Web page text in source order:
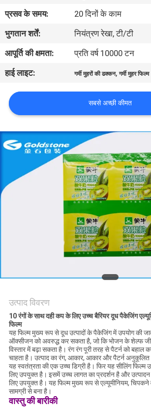
गुणवत्ता
नियंत्रण
हमसे
संपर्क
करें
मांगें
प्रसव के समय:
20 दिनों के काम
भुगतान शर्तें:
नियंत्रण रेखा, टी/टी
आपूर्ति की क्षमता:
प्रति वर्ष 10000 टन
हाई लाइट:
गर्मी मुहरों की ढक्कन,गर्मी मुहर फिल्म
सबसे अच्छी कीमत
उत्पाद विवरण
10 रंगों के साथ दही कप के लिए उच्च बैरियर दूध पैकेजिंग
फिल्म
यह फिल्म मुख्य रूप से दूध उत्पादों के पैकेजिंग में उपयोग की
ऑक्सीजन को अवरुद्ध कर सकता है, जो कि भोजन के शेल्फ
विस्तार में बढ़ा सकता है। रंग रंग पूरी तरह से पैटर्न को बहाल
चाहता है। उत्पाद का रंग, आकार, आकार और पैटर्न अनुकूलित
यह स्वतंत्रता की एक उच्च डिग्री है। फिर यह सीलिंग फिल्म
लिए उपयुक्त है। इसमें उच्च लागत का प्रदर्शन है और उत्पादन
लिए उपयुक्त है। यह फिल्म मुख्य रूप से एल्यूमीनियम, चिपकने
सामग्री से बना है।
वास्तु की बारीकी